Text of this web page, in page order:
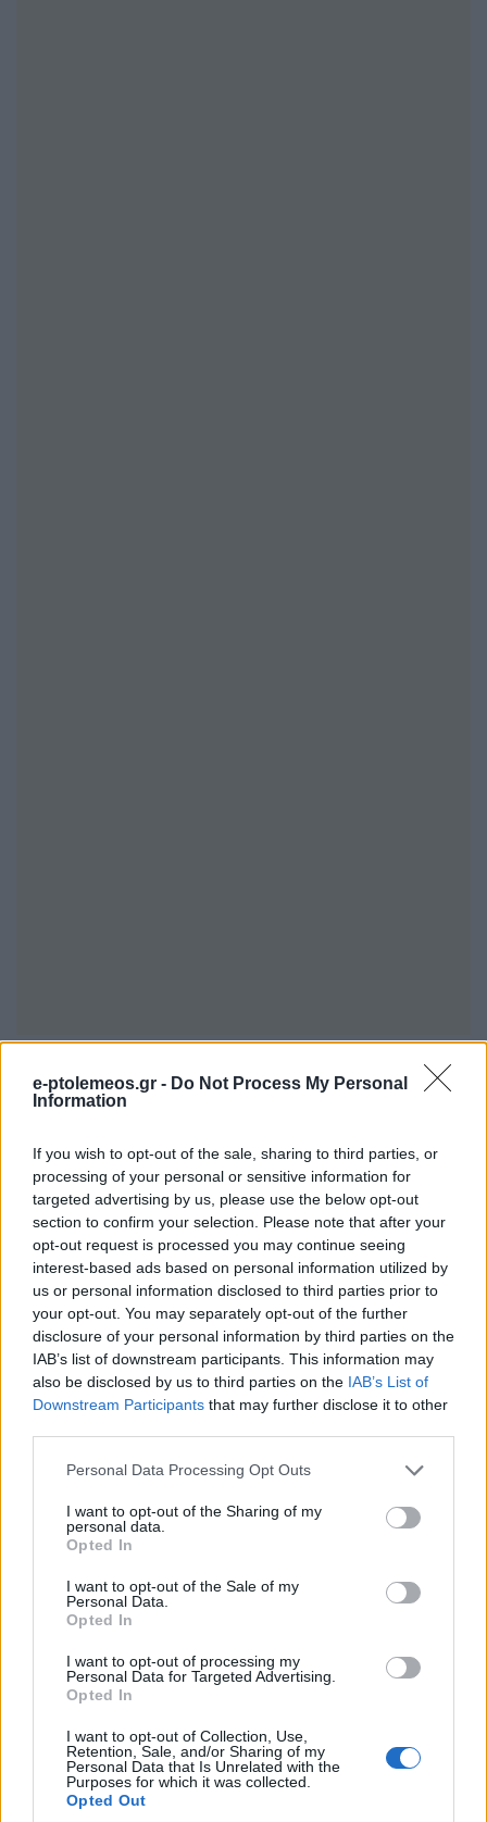
e-ptolemeos.gr - Do Not Process My Personal
Information
If you wish to opt-out of the sale, sharing to third parties, or
processing of your personal or sensitive information for
targeted advertising by us, please use the below opt-out
section to confirm your selection. Please note that after your
opt-out request is processed you may continue seeing
interest-based ads based on personal information utilized by
us or personal information disclosed to third parties prior to
your opt-out. You may separately opt-out of the further
disclosure of your personal information by third parties on the
IAB’s list of downstream participants. This information may
also be disclosed by us to third parties on the IAB’s List of
Downstream Participants that may further disclose it to other
Please note that this website/app uses one or more Google
not limited to your visit or usage behaviour. You may click to
grant or deny consent to Google and its third-party tags to
use your data for below specified purposes in below Google
consent section.
Personal Data Processing Opt Outs
I want to opt-out of the Sharing of my
personal data.
Opted In
I want to opt-out of the Sale of my
Personal Data.
Opted In
I want to opt-out of processing my
Personal Data for Targeted Advertising.
Opted In
I want to opt-out of Collection, Use,
Retention, Sale, and/or Sharing of my
Personal Data that Is Unrelated with the
Purposes for which it was collected.
Opted Out
Μετά την ψήφιση των θεμάτων της ημερήσιας
διάταξης, το λόγο έλαβε ο εκπρόσωπος των
κίνησης κατά της ιδιωτικοποίησης , SOSτε το
Νερό,Γιώργος Αρχοντόπουλος, ο οποίος
αναφέρθηκε στην νέα προσφυγή στο ΣτΕ, κατά
της μεταβίβασης των μετοχών της ΕΥΑΘ στο
ΤΑΙΠΕΔ με σκοπό την πώληση, ο οποίος επίσης
υποστήριξε ότι από τη στιγμή που
επιστρέφονται κεφάλαια από εκείνα που
αντλήθηκαν με την εισαγωγή της εταιρείας στο
Χρηματιστήριο, θα πρέπει και οι αντίστοιχες
AE να ξαναγίνει μία κρατική επιχείρηση.
Η Voria.gr προσθέτει το κείμενο της δήλωσης
του ΤΑΙΠΕΔ όπως στάλθηκε στα μέσα
ενημέρωσης:
« Η απόφαση του ΣτΕ σχετικά με την ΕΥΔΑΠ
δημιουργεί ένα νέο δεδομένο στο θέμα της
αποκρατικοποίησης των εταιριών υδάτων.
Το ΤΑΙΠΕΔ, σεβόμενο τους νομικούς θεσμούς,
αλλά και τις αντιδράσεις της τοπικής κοινωνίας,